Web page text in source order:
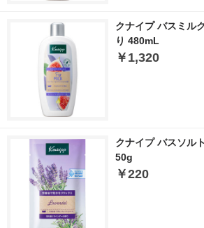
クナイプ バスミル
り 480mL
￥1,320
クナイプ バスソル
50g
￥220